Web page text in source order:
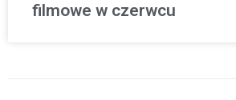
filmowe w czerwcu